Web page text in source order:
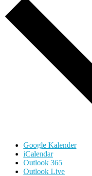
Google Kalender
iCalendar
Outlook 365
Outlook Live